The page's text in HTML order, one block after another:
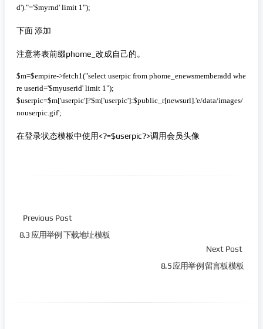
d')."='$myrnd' limit 1");
下面 添加
注意将表前缀phome_改成自己的。
$m=$empire->fetch1("select userpic from phome_enewsmemberadd whe
re userid='$myuserid' limit 1");
$userpic=$m['userpic']?$m['userpic']:$public_r[newsurl].'e/data/images/
nouserpic.gif';
在登录状态模板中使用<?=$userpic?>调用会员头像
Previous Post
8.3 应用举例 下载地址模板
Next Post
8.5 应用举例 留言板模板